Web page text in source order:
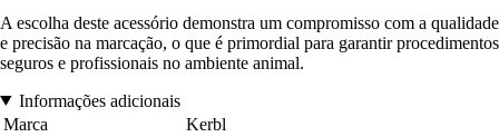
A escolha deste acessório demonstra um compromisso com a qualidade
e precisão na marcação, o que é primordial para garantir procedimentos
seguros e profissionais no ambiente animal.
Informações adicionais
Marca
Kerbl